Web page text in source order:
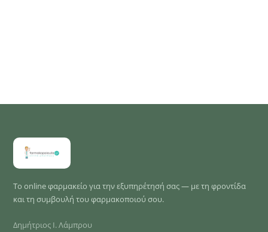
Το online φαρμακείο για την εξυπηρέτησή σας — με τη φροντίδα
και τη συμβουλή του φαρμακοποιού σου.
Δημήτριος Ι. Λάμπρου